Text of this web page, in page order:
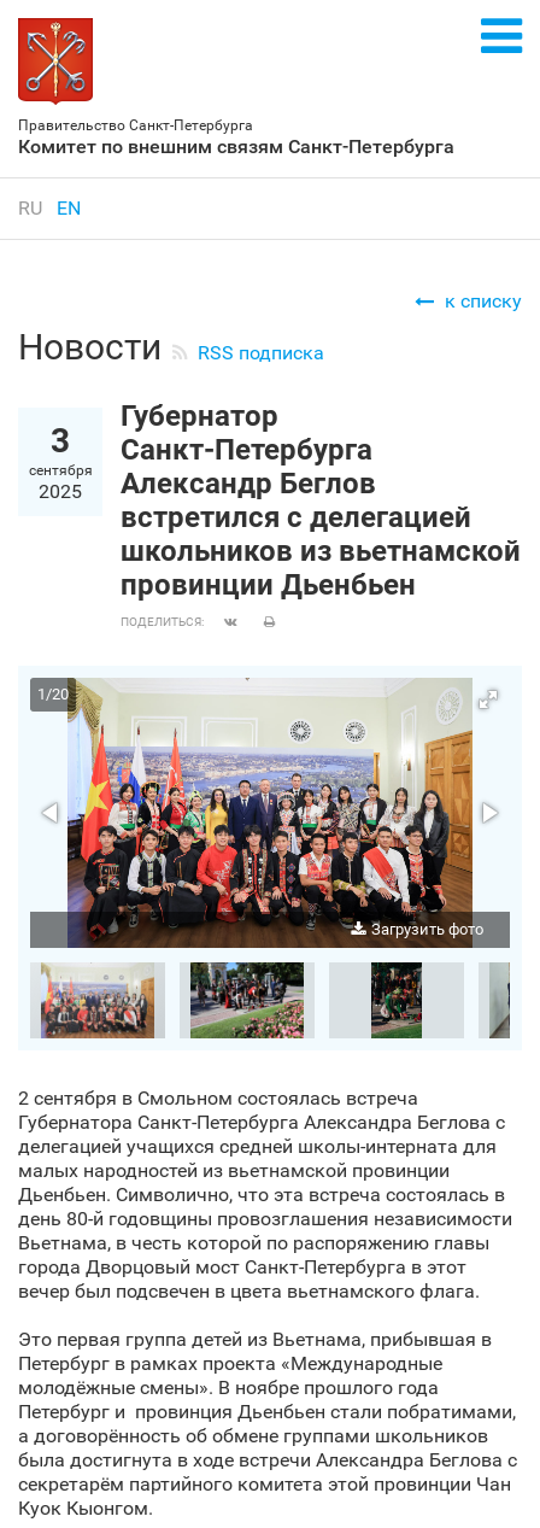
Правительство Санкт‑Петербурга
Комитет по внешним связям Санкт‑Петербурга
RU EN
к списку
Новости RSS подписка
3
сентября
2025
Губернатор
Санкт‑Петербурга
Александр Беглов
встретился с делегацией
школьников из вьетнамской
провинции Дьенбьен
ПОДЕЛИТЬСЯ:
Загрузить фото
1/20
2 сентября в Смольном состоялась встреча
Губернатора Санкт‑Петербурга Александра Беглова с
делегацией учащихся средней школы-интерната для
малых народностей из вьетнамской провинции
Дьенбьен. Символично, что эта встреча состоялась в
день 80-й годовщины провозглашения независимости
Вьетнама, в честь которой по распоряжению главы
города Дворцовый мост Санкт‑Петербурга в этот
вечер был подсвечен в цвета вьетнамского флага.
Это первая группа детей из Вьетнама, прибывшая в
Петербург в рамках проекта «Международные
молодёжные смены». В ноябре прошлого года
Петербург и провинция Дьенбьен стали побратимами,
а договорённость об обмене группами школьников
была достигнута в ходе встречи Александра Беглова с
секретарём партийного комитета этой провинции Чан
Куок Кыонгом.